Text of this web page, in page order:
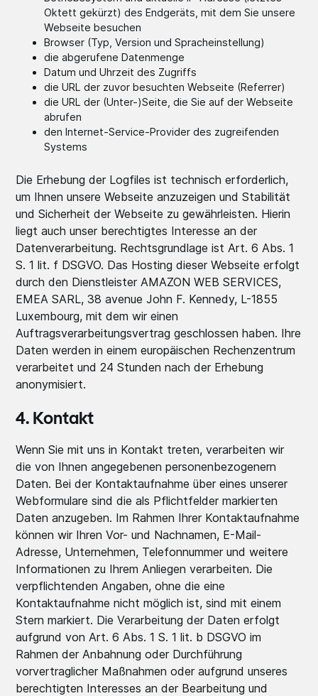
Oktett gekürzt) des Endgeräts, mit dem Sie unsere
Webseite besuchen
Browser (Typ, Version und Spracheinstellung)
die abgerufene Datenmenge
Datum und Uhrzeit des Zugriffs
die URL der zuvor besuchten Webseite (Referrer)
die URL der (Unter-)Seite, die Sie auf der Webseite
abrufen
den Internet-Service-Provider des zugreifenden
Systems
Die Erhebung der Logfiles ist technisch erforderlich,
um Ihnen unsere Webseite anzuzeigen und Stabilität
und Sicherheit der Webseite zu gewährleisten. Hierin
liegt auch unser berechtigtes Interesse an der
Datenverarbeitung. Rechtsgrundlage ist Art. 6 Abs. 1
S. 1 lit. f DSGVO. Das Hosting dieser Webseite erfolgt
durch den Dienstleister AMAZON WEB SERVICES,
EMEA SARL, 38 avenue John F. Kennedy, L-1855
Luxembourg, mit dem wir einen
Auftragsverarbeitungsvertrag geschlossen haben. Ihre
Daten werden in einem europäischen Rechenzentrum
verarbeitet und 24 Stunden nach der Erhebung
anonymisiert.
4. Kontakt
Wenn Sie mit uns in Kontakt treten, verarbeiten wir
die von Ihnen angegebenen personenbezogenern
Daten. Bei der Kontaktaufnahme über eines unserer
Webformulare sind die als Pflichtfelder markierten
Daten anzugeben. Im Rahmen Ihrer Kontaktaufnahme
können wir Ihren Vor- und Nachnamen, E-Mail-
Adresse, Unternehmen, Telefonnummer und weitere
Informationen zu Ihrem Anliegen verarbeiten. Die
verpflichtenden Angaben, ohne die eine
Kontaktaufnahme nicht möglich ist, sind mit einem
Stern markiert. Die Verarbeitung der Daten erfolgt
aufgrund von Art. 6 Abs. 1 S. 1 lit. b DSGVO im
Rahmen der Anbahnung oder Durchführung
vorvertraglicher Maßnahmen oder aufgrund unseres
berechtigten Interesses an der Bearbeitung und